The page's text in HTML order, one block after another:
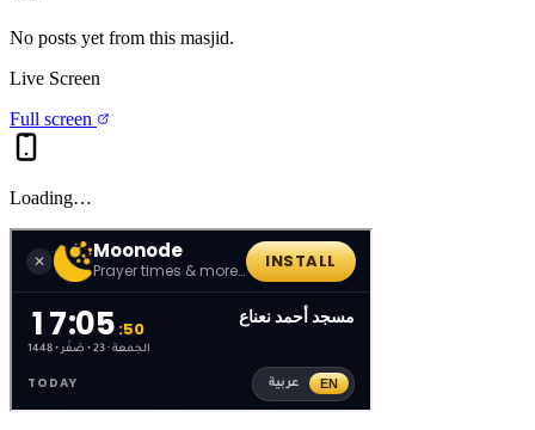
No posts yet from this masjid.
Live Screen
Full screen
Loading…